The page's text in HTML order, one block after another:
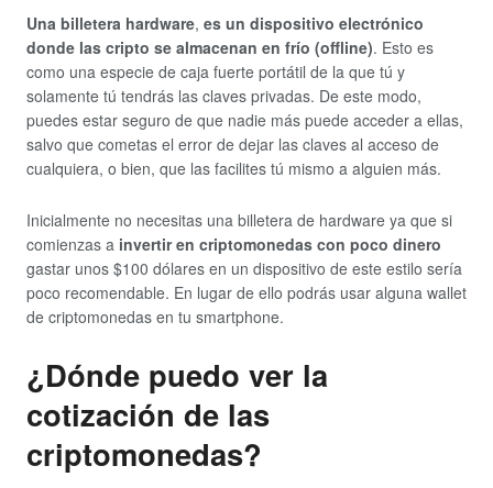
Una billetera hardware, es un dispositivo electrónico
donde las cripto se almacenan en frío (offline). Esto es
como una especie de caja fuerte portátil de la que tú y
solamente tú tendrás las claves privadas. De este modo,
puedes estar seguro de que nadie más puede acceder a ellas,
salvo que cometas el error de dejar las claves al acceso de
cualquiera, o bien, que las facilites tú mismo a alguien más.
Inicialmente no necesitas una billetera de hardware ya que si
comienzas a invertir en criptomonedas con poco dinero
gastar unos $100 dólares en un dispositivo de este estilo sería
poco recomendable. En lugar de ello podrás usar alguna wallet
de criptomonedas en tu smartphone.
¿Dónde puedo ver la
cotización de las
criptomonedas?